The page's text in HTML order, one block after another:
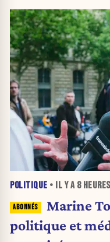
POLITIQUE • IL Y A 8 HEURES
Marine
politique et